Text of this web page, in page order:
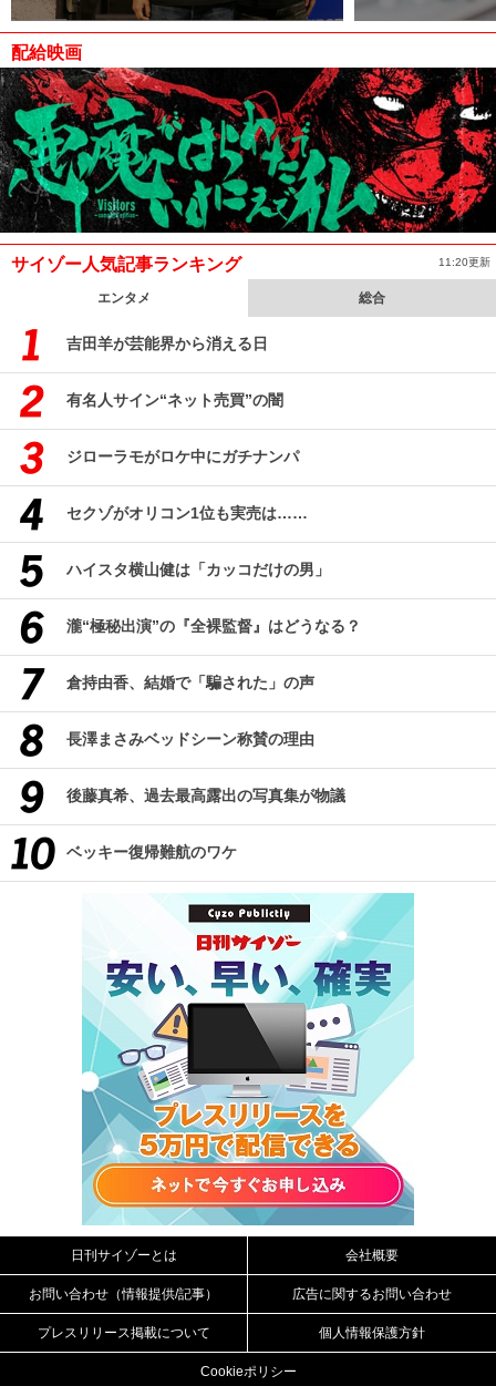
配給映画
サイゾー人気記事ランキング 11:20更新
エンタメ 総合
吉田羊が芸能界から消える日
有名人サイン“ネット売買”の闇
ジローラモがロケ中にガチナンパ
セクゾがオリコン1位も実売は……
ハイスタ横山健は「カッコだけの男」
瀧“極秘出演”の『全裸監督』はどうなる？
倉持由香、結婚で「騙された」の声
長澤まさみベッドシーン称賛の理由
後藤真希、過去最高露出の写真集が物議
ベッキー復帰難航のワケ
日刊サイゾーとは 会社概要
お問い合わせ（情報提供/記事） 広告に関するお問い合わせ
プレスリリース掲載について 個人情報保護方針
Cookieポリシー